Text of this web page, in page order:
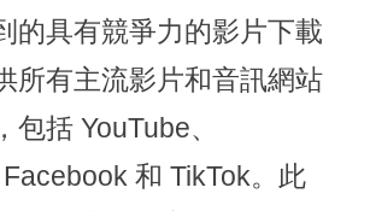
的具有競爭力的影片下載
所有主流影片和音訊網站
包括 YouTube、
和 TikTok。此